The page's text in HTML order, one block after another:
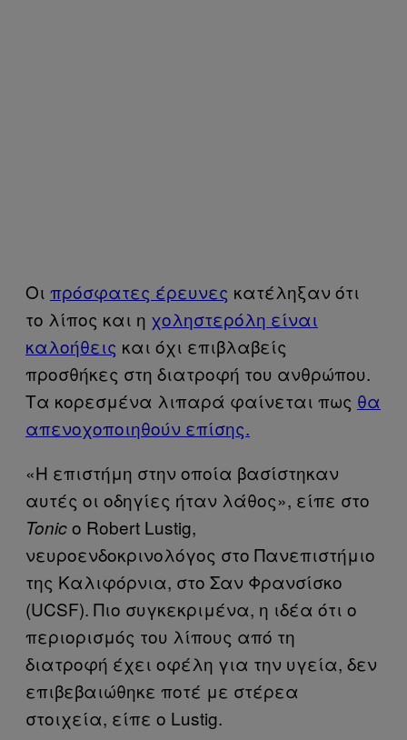
Οι πρόσφατες έρευνες κατέληξαν ότι
το λίπος και η χοληστερόλη είναι
καλοήθεις και όχι επιβλαβείς
προσθήκες στη διατροφή του ανθρώπου.
Τα κορεσμένα λιπαρά φαίνεται πως θα
απενοχοποιηθούν επίσης.
«Η επιστήμη στην οποία βασίστηκαν
αυτές οι οδηγίες ήταν λάθος», είπε στο
Tonicο Robert Lustig,
νευροενδοκρινολόγος στο Πανεπιστήμιο
της Καλιφόρνια, στο Σαν Φρανσίσκο
(UCSF). Πιο συγκεκριμένα, η ιδέα ότι ο
περιορισμός του λίπους από τη
διατροφή έχει οφέλη για την υγεία, δεν
επιβεβαιώθηκε ποτέ με στέρεα
στοιχεία, είπε ο Lustig.